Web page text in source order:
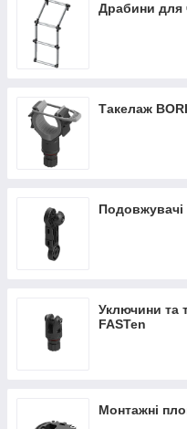
Драбини для
Такелаж
Подовжувачі
Уключини та
FASTen
Монтажні